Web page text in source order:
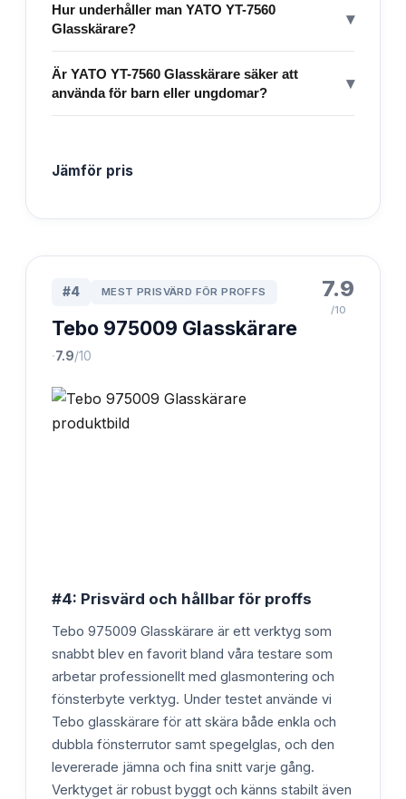
Hur underhåller man YATO YT-7560
Glasskärare?
▾
Är YATO YT-7560 Glasskärare säker att
använda för barn eller ungdomar?
▾
Jämför pris
#4 MEST PRISVÄRD FÖR PROFFS
Tebo 975009 Glasskärare
·7.9/10
7.9
/10
#4: Prisvärd och hållbar för proffs
Tebo 975009 Glasskärare är ett verktyg som
snabbt blev en favorit bland våra testare som
arbetar professionellt med glasmontering och
fönsterbyte verktyg. Under testet använde vi
Tebo glasskärare för att skära både enkla och
dubbla fönsterrutor samt spegelglas, och den
levererade jämna och fina snitt varje gång.
Verktyget är robust byggt och känns stabilt även